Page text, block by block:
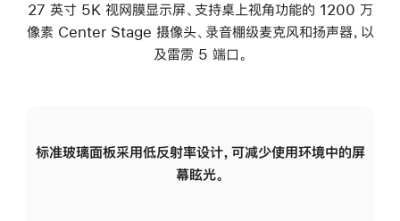
27 英寸 5K 视网膜显示屏、支持桌上视角功能的 1200 万
像素 Center Stage 摄像头、录音棚级麦克风和扬声器，以
及雷雳 5 端口。
标准玻璃面板采用低反射率设计，可减少使用环境中的屏
幕眩光。